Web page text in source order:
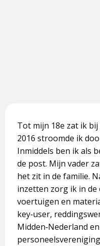
Tot mijn 18e zat ik
2016 stroomde ik
Inmiddels ben ik als
de post. Mijn vader
het zit in de familie.
inzetten zorg ik in
voertuigen en
key‑user,
Midden‑Nederland